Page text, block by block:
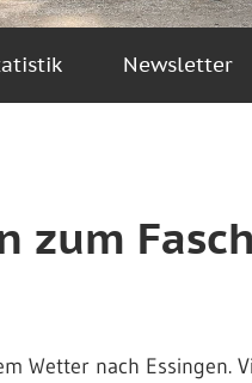
Newsletter
zum
Wetter nach Essingen.